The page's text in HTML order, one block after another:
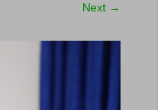
Next →